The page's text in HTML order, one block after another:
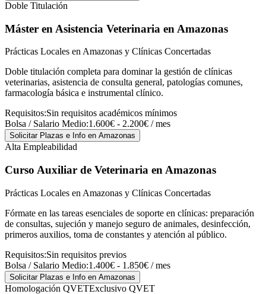
Doble Titulación
Máster en Asistencia Veterinaria en Amazonas
Prácticas Locales en Amazonas y Clínicas Concertadas
Doble titulación completa para dominar la gestión de clínicas
veterinarias, asistencia de consulta general, patologías comunes,
farmacología básica e instrumental clínico.
Requisitos:Sin requisitos académicos mínimos
Bolsa / Salario Medio:1.600€ - 2.200€ / mes
Solicitar Plazas e Info en Amazonas
Alta Empleabilidad
Curso Auxiliar de Veterinaria en Amazonas
Prácticas Locales en Amazonas y Clínicas Concertadas
Fórmate en las tareas esenciales de soporte en clínicas: preparación
de consultas, sujeción y manejo seguro de animales, desinfección,
primeros auxilios, toma de constantes y atención al público.
Requisitos:Sin requisitos previos
Bolsa / Salario Medio:1.400€ - 1.850€ / mes
Solicitar Plazas e Info en Amazonas
Homologación QVETExclusivo QVET